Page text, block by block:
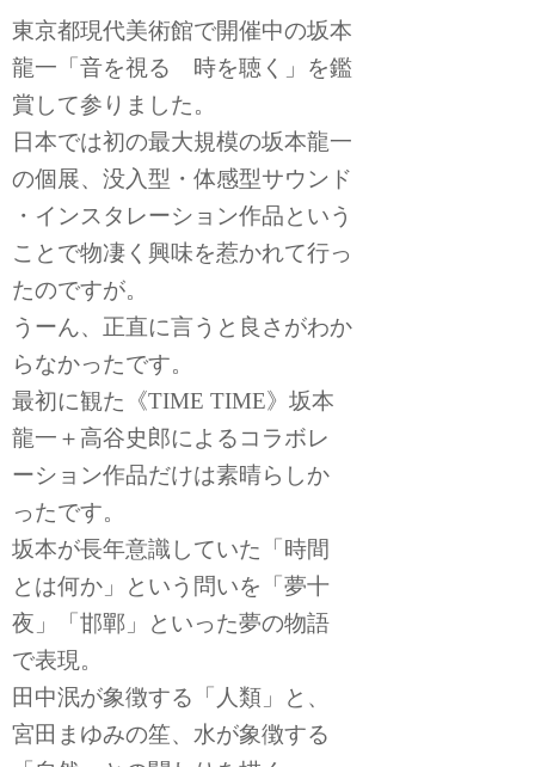
東京都現代美術館で開催中の坂本
龍一「音を視る 時を聴く」を鑑
賞して参りました。
日本では初の最大規模の坂本龍一
の個展、没入型・体感型サウンド
・インスタレーション作品という
ことで物凄く興味を惹かれて行っ
たのですが。
うーん、正直に言うと良さがわか
らなかったです。
最初に観た《TIME TIME》坂本
龍一＋高谷史郎によるコラボレ
ーション作品だけは素晴らしか
ったです。
坂本が長年意識していた「時間
とは何か」という問いを「夢十
夜」「邯鄲」といった夢の物語
で表現。
田中泯が象徴する「人類」と、
宮田まゆみの笙、水が象徴する